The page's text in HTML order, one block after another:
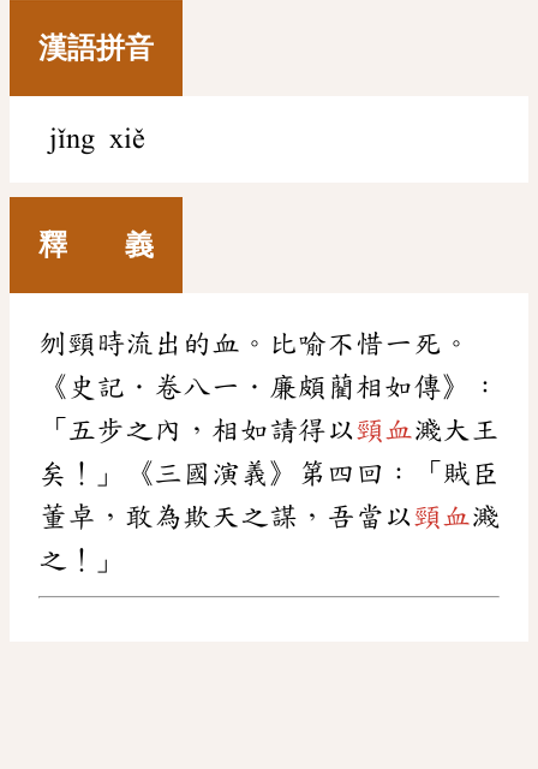
漢語拼音
jǐng xiě
釋 義
刎頸時流出的血。比喻不惜一死。
《史記．卷八一．廉頗藺相如傳》：
「五步之內，相如請得以頸血濺大王
矣！」《三國演義》第四回：「賊臣
董卓，敢為欺天之謀，吾當以頸血濺
之！」